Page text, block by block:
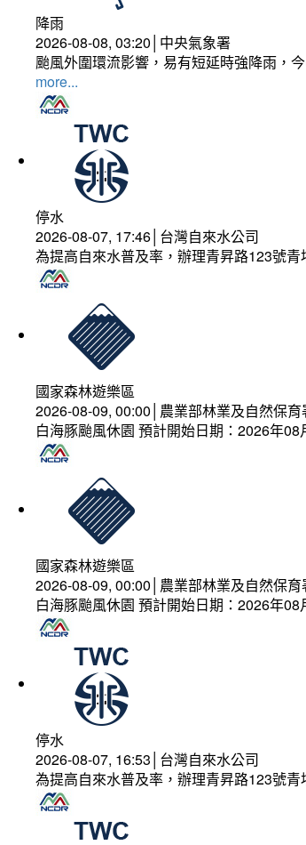
降雨
2026-08-08, 03:20│中央氣象署
颱風外圍環流影響，易有短延時強降雨，
more...
停水
2026-08-07, 17:46│台灣自來水公司
為提高自來水普及率，辦理青昇路123號青
國家森林遊樂區
2026-08-09, 00:00│農業部林業及自然保育
白海豚颱風休園 預計開始日期：2026年
國家森林遊樂區
2026-08-09, 00:00│農業部林業及自然保育
白海豚颱風休園 預計開始日期：2026年
停水
2026-08-07, 16:53│台灣自來水公司
為提高自來水普及率，辦理青昇路123號青